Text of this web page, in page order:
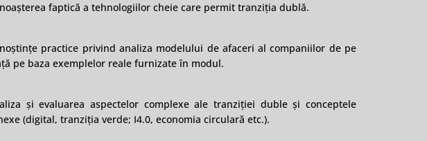
faptică a tehnologiilor cheie care permit tranziția dublă.
practice privind analiza modelului de afaceri al companiilor de pe
pe baza exemplelor reale furnizate în modul.
și evaluarea aspectelor complexe ale tranziției duble și conceptele
(digital, tranziția verde; I4.0, economia circulară etc.).